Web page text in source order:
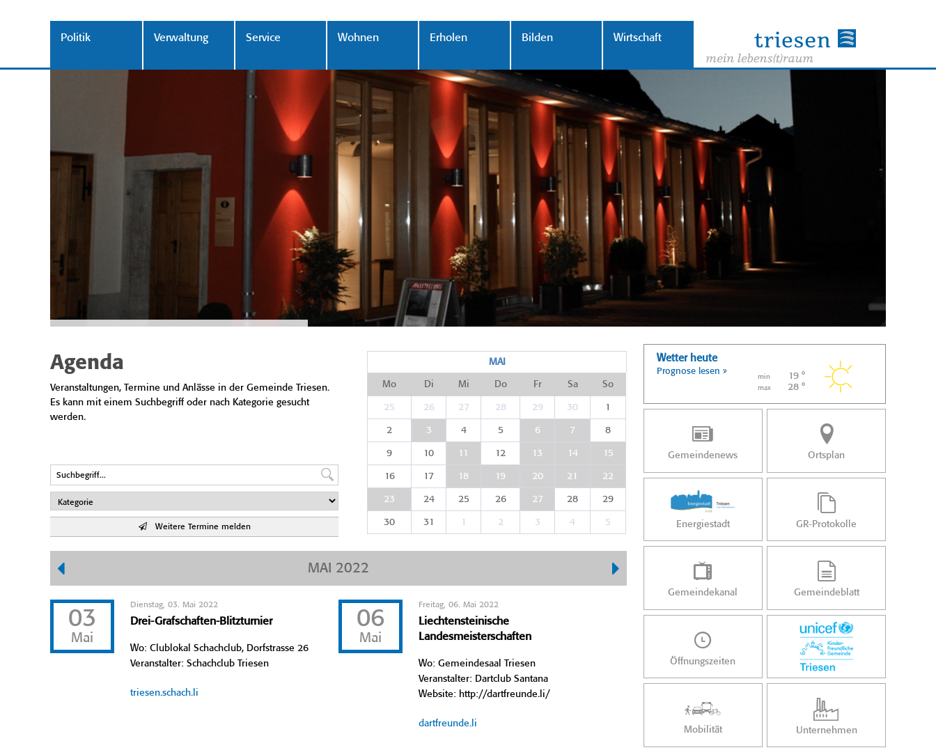
Politik Verwaltung Service Wohnen Erholen Bilden Wirtschaft
Agenda
Veranstaltungen, Termine und Anlässe in der Gemeinde Triesen.
Es kann mit einem Suchbegriff oder nach Kategorie gesucht
werden.
Weitere Termine melden
MAI
Mo Di Mi Do Fr Sa So
25 26 27 28 29 30 1
2 3 4 5 6 7 8
9 10 11 12 13 14 15
16 17 18 19 20 21 22
23 24 25 26 27 28 29
30 31 1 2 3 4 5
MAI 2022
03
Mai
Dienstag, 03. Mai 2022
Drei-Grafschaften-Blitzturnier
Wo: Clublokal Schachclub, Dorfstrasse 26
Veranstalter: Schachclub Triesen
triesen.schach.li
06
Mai
Freitag, 06. Mai 2022
Liechtensteinische
Landesmeisterschaften
Wo: Gemeindesaal Triesen
Veranstalter: Dartclub Santana
Website: http://dartfreunde.li/
dartfreunde.li
Wetter heute
Prognose lesen »
min 19 °
max 28 °
Gemeindenews Ortsplan
Energiestadt GR-Protokolle
Gemeindekanal Gemeindeblatt
Öffnungszeiten
Mobilität Unternehmen